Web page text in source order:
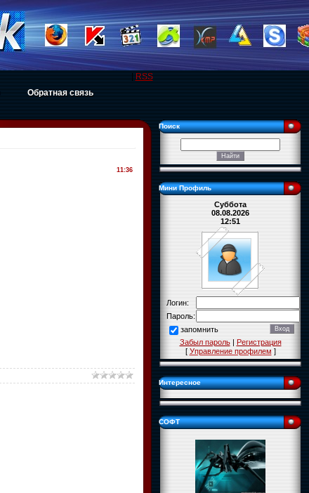
Обратная связь
|RSS
11:36
Поиск
Мини Профиль
Суббота
08.08.2026
12:51
Логин:
Пароль:
запомнить
Забыл пароль|Регистрация
[Управление профилем]
Интересное
СОФТ